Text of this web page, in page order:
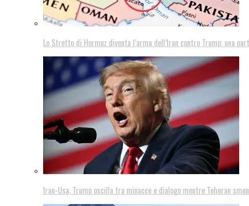
Lo Stretto di Hormuz diventa l’arma dell’Iran contro Trump: una
Iran-Usa, Trump oscilla tra minacce e dialogo mentre Teheran